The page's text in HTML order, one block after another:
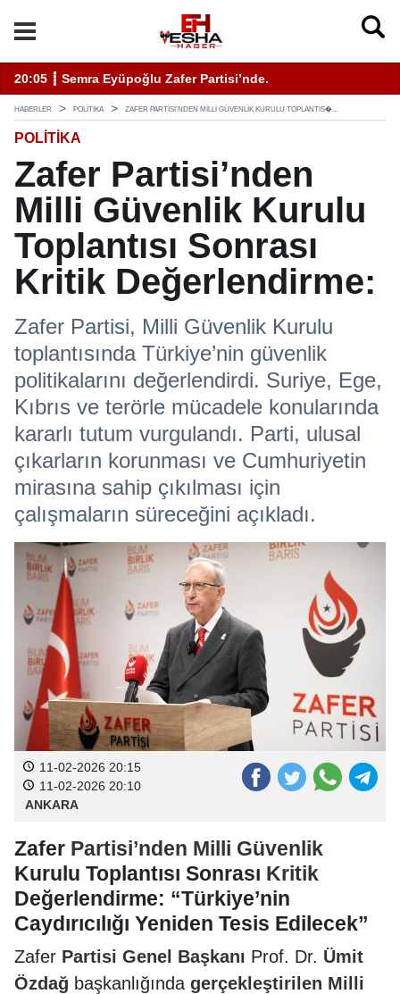
Hizmet İçin Bilinmesi Gerekenler
20:05 ┋ Semra Eyüpoğlu Zafer Partisi’nde.
HABERLER POLITIKA ZAFER PARTISI’NDEN MILLI GÜVENLIK KURULU TOPLANTIS�...
POLITIKA
Zafer Partisi’nden
Milli Güvenlik Kurulu
Toplantısı Sonrası
Kritik Değerlendirme:
Zafer Partisi, Milli Güvenlik Kurulu
toplantısında Türkiye’nin güvenlik
politikalarını değerlendirdi. Suriye, Ege,
Kıbrıs ve terörle mücadele konularında
kararlı tutum vurgulandı. Parti, ulusal
çıkarların korunması ve Cumhuriyetin
mirasına sahip çıkılması için
çalışmaların süreceğini açıkladı.
11-02-2026 20:15
11-02-2026 20:10
ANKARA
Zafer Partisi’nden Milli Güvenlik
Kurulu Toplantısı Sonrası Kritik
Değerlendirme: “Türkiye’nin
Caydırıcılığı Yeniden Tesis Edilecek”
Zafer Partisi Genel Başkanı Prof. Dr. Ümit
Özdağ başkanlığında gerçekleştirilen Milli